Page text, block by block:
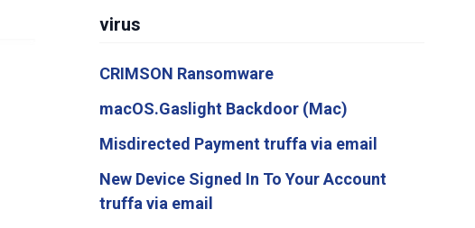
virus
CRIMSON Ransomware
macOS.Gaslight Backdoor (Mac)
Misdirected Payment truffa via email
New Device Signed In To Your Account
truffa via email